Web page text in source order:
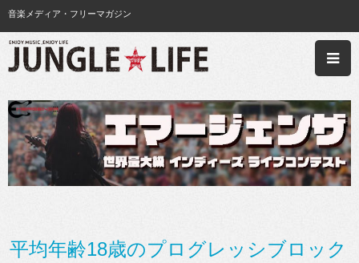
音楽メディア・フリーマガジン
平均年齢18歳のプログレッシブロック